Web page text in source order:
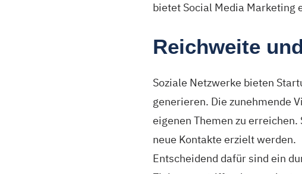
bietet Social Media Marketing
Reichweite
Soziale Netzwerke bieten
generieren. Die zunehmende
eigenen Themen zu
neue Kontakte erzielt werden.
Entscheidend dafür sind ein